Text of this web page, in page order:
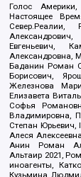
Голос Америки,
Настоящее
Север.Реалии,
Евгеньевич,
Александровна,
Баданин Роман
Борисович,
Железнова
Елизавета
Софья
Владимировна,
Степан
Алеся
Анин Роман
Альтаир 2021,
иноагенты,
Кузьмина